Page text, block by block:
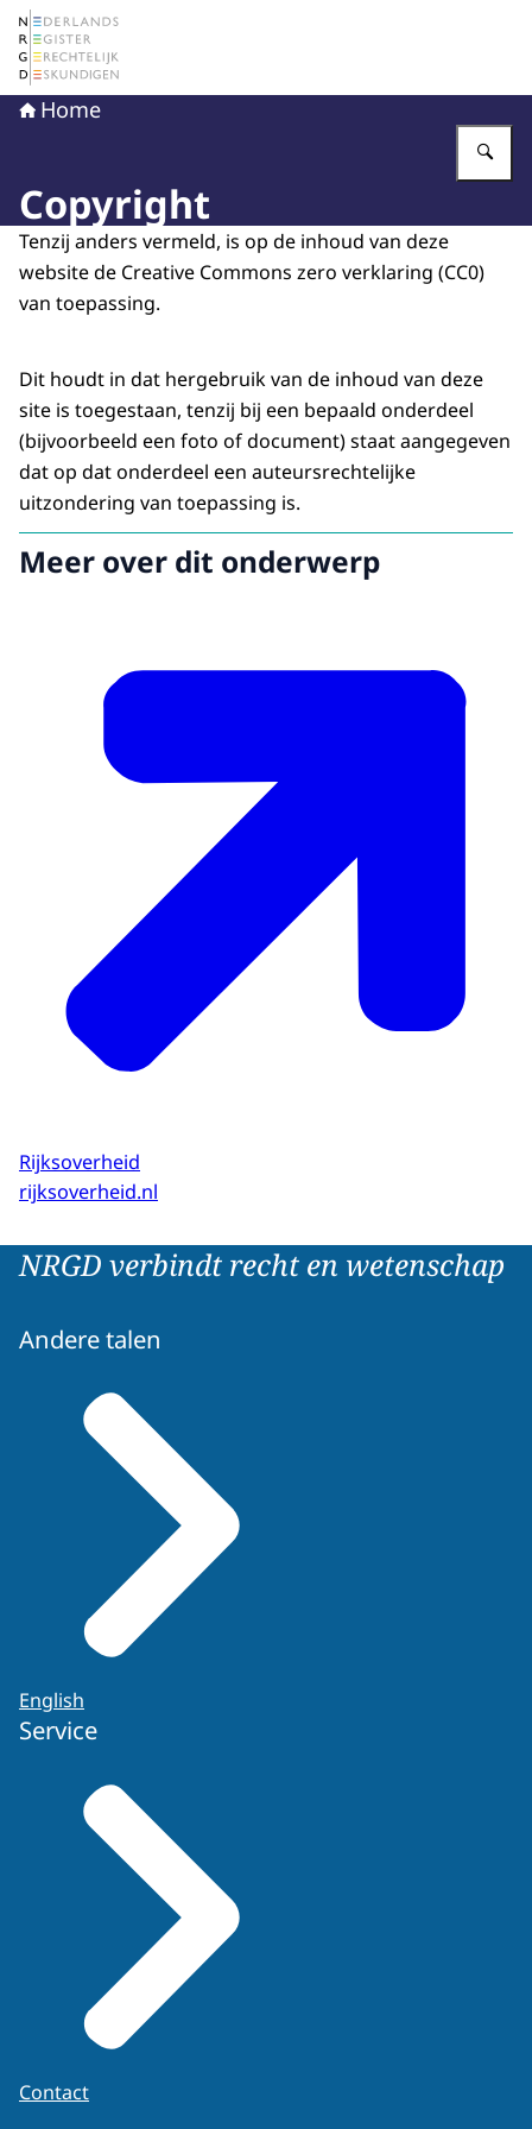
Naar de homepage van Nederlands Register
Home
Copyright
Tenzij anders vermeld, is op de inhoud van deze
website de Creative Commons zero verklaring (CC0)
van toepassing.
Dit houdt in dat hergebruik van de inhoud van deze
site is toegestaan, tenzij bij een bepaald onderdeel
(bijvoorbeeld een foto of document) staat aangegeven
dat op dat onderdeel een auteursrechtelijke
uitzondering van toepassing is.
Meer over dit onderwerp
Rijksoverheid
rijksoverheid.nl
NRGD verbindt recht en wetenschap
Andere talen
English
Service
Contact